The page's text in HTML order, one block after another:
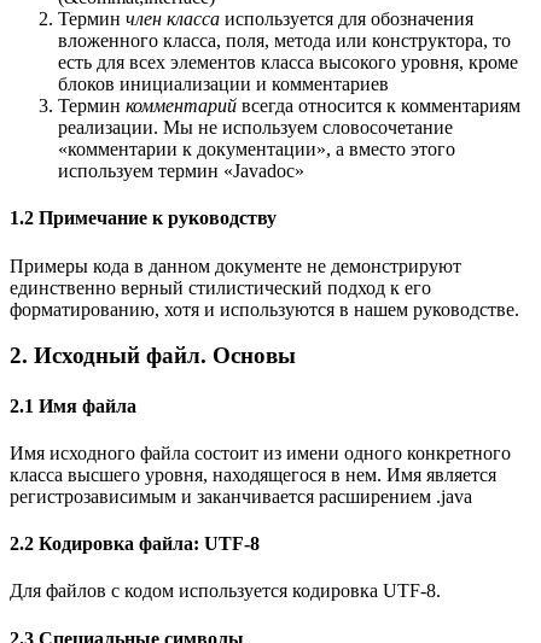
Термин член класса используется для обозначения
вложенного класса, поля, метода или конструктора, то
есть для всех элементов класса высокого уровня, кроме
блоков инициализации и комментариев
Термин комментарий всегда относится к комментариям
реализации. Мы не используем словосочетание
«комментарии к документации», а вместо этого
используем термин «Javadoc»
1.2 Примечание к руководству
Примеры кода в данном документе не демонстрируют
единственно верный стилистический подход к его
форматированию, хотя и используются в нашем руководстве.
2. Исходный файл. Основы
2.1 Имя файла
Имя исходного файла состоит из имени одного конкретного
класса высшего уровня, находящегося в нем. Имя является
регистрозависимым и заканчивается расширением .java
2.2 Кодировка файла: UTF-8
Для файлов с кодом используется кодировка UTF-8.
2.3 Специальные символы